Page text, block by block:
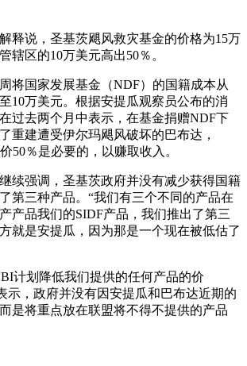
释说，圣基茨飓风救灾基金的价格为15万
辖区的10万美元高出50％。
将国家发展基金（NDF）的国籍成本从
10万美元。根据安提瓜观察员公布的消
过去两个月中表示，在基金捐赠NDF下
重建遭受伊尔玛飓风破坏的巴布达，
50％是必要的，以赚取收入。
续强调，圣基茨政府并没有减少获得国籍
第三种产品。“我们有三个不同的产品在
产品我们的SIDF产品，我们推出了第三
就是安提瓜，因为那是一个现在被低估了
计划降低我们提供的任何产品的价
示，政府并没有因安提瓜和巴布达近期的
是将重点放在联盟将不得不提供的产品